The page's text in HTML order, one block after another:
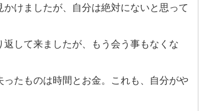
けましたが、自分は絶対にないと思って
して来ましたが、もう会う事もなくな
たものは時間とお金。これも、自分がや